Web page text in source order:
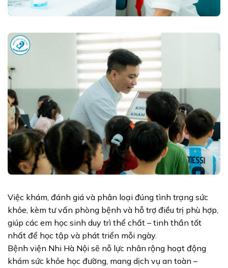
Việc khám, đánh giá và phân loại đúng tình trạng sức
khỏe, kèm tư vấn phòng bệnh và hỗ trợ điều trị phù hợp,
giúp các em học sinh duy trì thể chất – tinh thần tốt
nhất để học tập và phát triển mỗi ngày.
Bệnh viện Nhi Hà Nội sẽ nỗ lực nhân rộng hoạt động
khám sức khỏe học đường, mang dịch vụ an toàn –